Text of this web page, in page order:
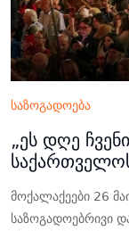
საზოგადოება
„ეს დღე
მოქალაქეები 26
საზოგადოებრივი